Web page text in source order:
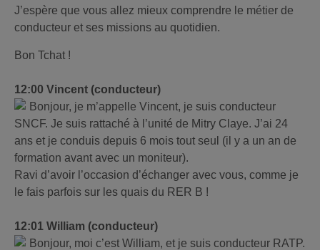
J’espère que vous allez mieux comprendre le métier de
conducteur et ses missions au quotidien.
Bon Tchat !
12:00 Vincent (conducteur)
Bonjour, je m’appelle Vincent, je suis conducteur
SNCF. Je suis rattaché à l’unité de Mitry Claye. J’ai 24
ans et je conduis depuis 6 mois tout seul (il y a un an de
formation avant avec un moniteur).
Ravi d’avoir l’occasion d’échanger avec vous, comme je
le fais parfois sur les quais du RER B !
12:01 William (conducteur)
Bonjour, moi c’est William, et je suis conducteur RATP.